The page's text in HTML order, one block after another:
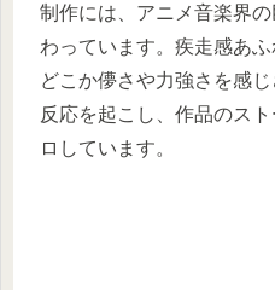
制作には、アニメ音楽界
わっています。疾走感あふ
どこか儚さや力強さを感
反応を起こし、作品のス
ロしています。